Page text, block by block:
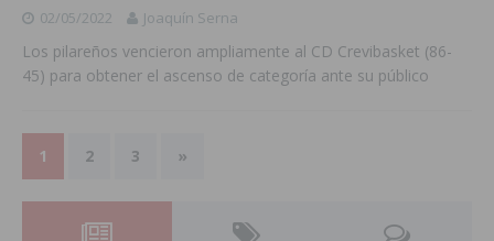
02/05/2022 Joaquín Serna
Los pilareños vencieron ampliamente al CD Crevibasket (86-
45) para obtener el ascenso de categoría ante su público
1 2 3 »